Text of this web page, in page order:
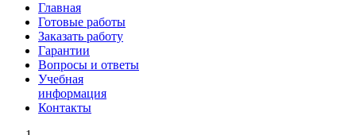
Главная
Готовые работы
Заказать работу
Гарантии
Вопросы и ответы
Учебная
информация
Контакты